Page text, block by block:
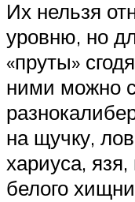
Их нельзя
уровню, но
«пруты»
ними можно
на щучку,
хариуса, язя,
белого